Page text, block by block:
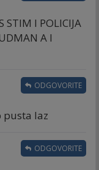
STIM I POLICIJA
A I
pusta laz
ODGOVORITE
ODGOVORITE